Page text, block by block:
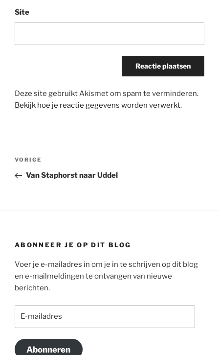
Site
Deze site gebruikt Akismet om spam te verminderen.
Bekijk hoe je reactie gegevens worden verwerkt.
Bericht
Vorig
bericht
VORIGE
Van Staphorst naar Uddel
ABONNEER JE OP DIT BLOG
Voer je e-mailadres in om je in te schrijven op dit blog
en e-mailmeldingen te ontvangen van nieuwe
berichten.
Abonneren